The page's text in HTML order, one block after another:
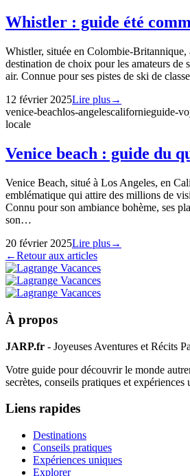
Whistler : guide été
Whistler, située en Colombie-Britannique,
destination de choix pour les amateurs de
air. Connue pour ses pistes de ski de
12 février 2025Lire plus→
venice-beachlos-angelescalifornieguide-
locale
Venice beach : guide du
Venice Beach, situé à Los Angeles, en
emblématique qui attire des millions de
Connu pour son ambiance bohème, ses
son…
20 février 2025Lire plus→
←Retour aux articles
À propos
JARP.fr - Joyeuses Aventures et Récits
Votre guide pour découvrir le monde
secrètes, conseils pratiques et expériences
Liens rapides
Destinations
Conseils pratiques
Expériences uniques
Explorer